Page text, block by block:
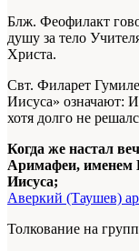
Блж. Феофилакт
душу за тело
Христа.
Свт. Филарет
Иисуса» означают:
хотя долго не
Когда же настал
Аримафеи, именем
Иисуса;
Аверкий (Таушев)
Толкование на